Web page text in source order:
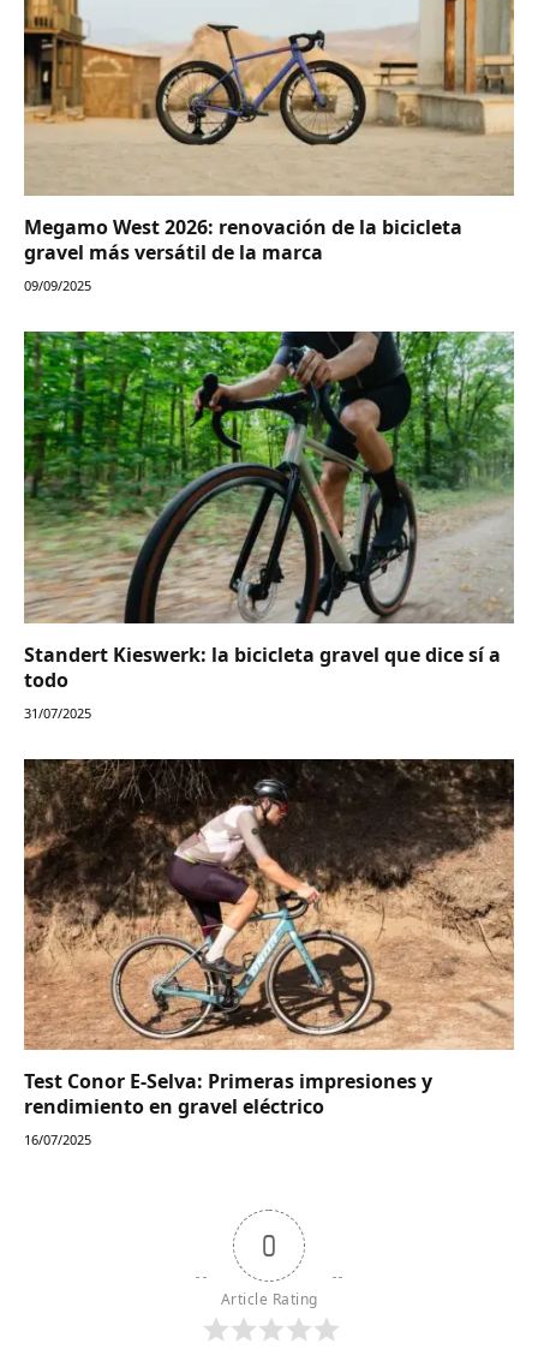
Megamo West 2026: renovación de la bicicleta
gravel más versátil de la marca
09/09/2025
Standert Kieswerk: la bicicleta gravel que dice sí a
todo
31/07/2025
Test Conor E-Selva: Primeras impresiones y
rendimiento en gravel eléctrico
16/07/2025
0
Article Rating